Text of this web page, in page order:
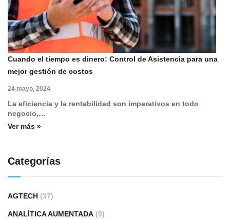
Cuando el tiempo es dinero: Control de Asistencia para una
mejor gestión de costos
24 mayo, 2024
La eficiencia y la rentabilidad son imperativos en todo
negocio,…
Ver más »
Categorías
AGTECH (37)
ANALÍTICA AUMENTADA (9)